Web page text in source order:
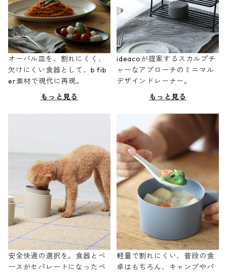
オーバル皿を、割れにくく、
欠けにくい食器として、b fib
er素材で現代に再現。
もっと見る
ideacoが提案するスカルプチ
ャーなアプローチのミニマル
デザインドレーナー。
もっと見る
安全快適の選択を。食器とベ
ースがセパレートになったペ
軽量で割れにくい、普段の食
卓はもちろん、キャンプやパ